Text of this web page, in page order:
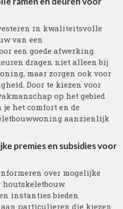
in kwaliteitsvolle
van een
een goede afwerking.
dragen niet alleen bij
maar zorgen ook voor
Door te kiezen voor
op het gebied
het comfort en de
aanzienlijk
premies en subsidies voor
over mogelijke
instanties bieden
particulieren die kiezen